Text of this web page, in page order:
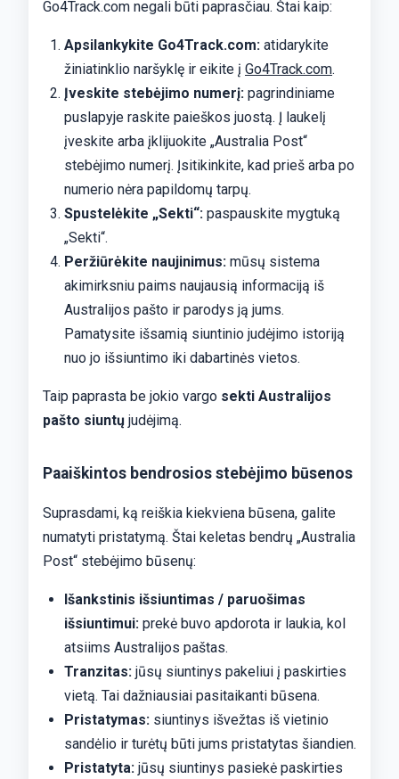
Go4Track.com negali būti paprasčiau. Štai kaip:
Apsilankykite Go4Track.com: atidarykite
žiniatinklio naršyklę ir eikite į Go4Track.com.
Įveskite stebėjimo numerį: pagrindiniame
puslapyje raskite paieškos juostą. Į laukelį
įveskite arba įklijuokite „Australia Post“
stebėjimo numerį. Įsitikinkite, kad prieš arba po
numerio nėra papildomų tarpų.
Spustelėkite „Sekti“: paspauskite mygtuką
„Sekti“.
Peržiūrėkite naujinimus: mūsų sistema
akimirksniu paims naujausią informaciją iš
Australijos pašto ir parodys ją jums.
Pamatysite išsamią siuntinio judėjimo istoriją
nuo jo išsiuntimo iki dabartinės vietos.
Taip paprasta be jokio vargo sekti Australijos
pašto siuntų judėjimą.
Paaiškintos bendrosios stebėjimo būsenos
Suprasdami, ką reiškia kiekviena būsena, galite
numatyti pristatymą. Štai keletas bendrų „Australia
Post“ stebėjimo būsenų:
Išankstinis išsiuntimas / paruošimas
išsiuntimui: prekė buvo apdorota ir laukia, kol
atsiims Australijos paštas.
Tranzitas: jūsų siuntinys pakeliui į paskirties
vietą. Tai dažniausiai pasitaikanti būsena.
Pristatymas: siuntinys išvežtas iš vietinio
sandėlio ir turėtų būti jums pristatytas šiandien.
Pristatyta: jūsų siuntinys pasiekė paskirties